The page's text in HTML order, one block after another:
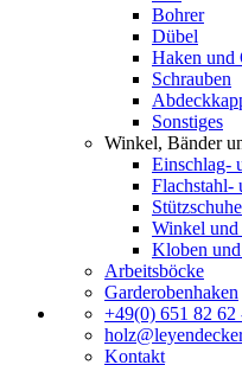
Bohrer
Dübel
Haken und
Schrauben
Sonstiges
Winkel, Bänder
Einschlag-
Flachstahl-
Stützschuhe
Winkel und
Kloben
Arbeitsböcke
Garderobenhaken
+49(0) 651 82 62
Kontakt